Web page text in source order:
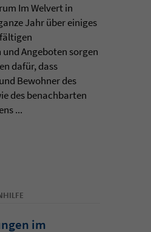
Im Welvert in
Jahr über einiges
Angeboten sorgen
dafür, dass
Bewohner des
des benachbarten
...
im